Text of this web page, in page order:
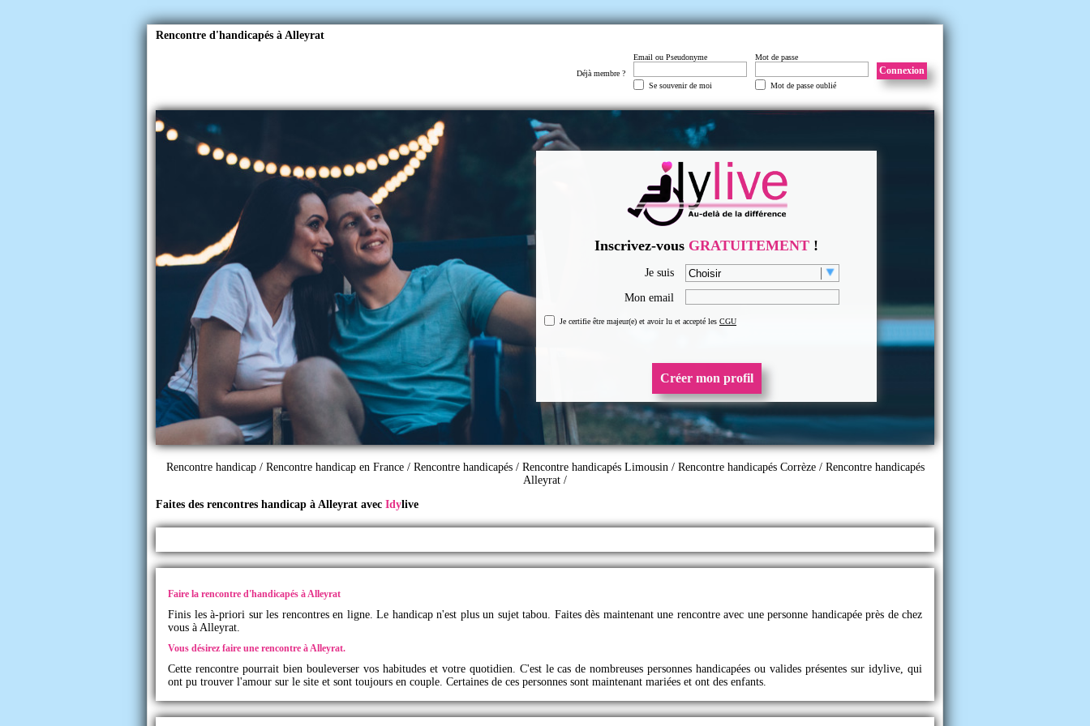
Rencontre d'handicapés à Alleyrat
Déjà membre ?
Email ou Pseudonyme
Se souvenir de moi
Mot de passe
Mot de passe oublié
Connexion
Inscrivez-vous GRATUITEMENT !
Je suis
Mon email
Je certifie être majeur(e) et avoir lu et accepté les CGU
Créer mon profil
Rencontre handicap/ Rencontre handicap en France / Rencontre handicapés/ Rencontre handicapés Limousin/ Rencontre handicapés Corrèze/ Rencontre handicapés
Alleyrat /
Faites des rencontres handicap à Alleyrat avec Idylive
Faire la rencontre d'handicapés à Alleyrat
Finis les à-priori sur les rencontres en ligne. Le handicap n'est plus un sujet tabou. Faites dès maintenant une rencontre avec une personne handicapée près de chez
vous à Alleyrat.
Vous désirez faire une rencontre à Alleyrat.
Cette rencontre pourrait bien bouleverser vos habitudes et votre quotidien. C'est le cas de nombreuses personnes handicapées ou valides présentes suridylive, qui
ont pu trouver l'amour sur le site et sont toujours en couple. Certaines de ces personnes sont maintenant mariées et ont des enfants.